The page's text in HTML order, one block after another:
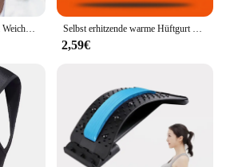
1Pc Lange Griff Bad Pinsel Weiches Haar Bad Pinsel Zurück Ball Pinsel Bad Körper Pinsel Schlamm Zurück Wäscher dusche Massage Pinsel Selbst erhitzende warme Hüftgurt untere Rückens tütze Stütz gürtel verstellbare schützende Taillen wickel für Haltungs korrektur Taille warm
2,59€